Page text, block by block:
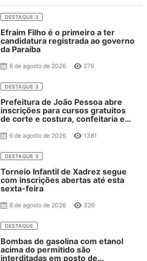
DESTAQUE 3
Efraim Filho é o primeiro a ter
candidatura registrada ao governo
da Paraíba
6 de agosto de 2026 276
DESTAQUE 3
Prefeitura de João Pessoa abre
inscrições para cursos gratuitos
de corte e costura, confeitaria e
6 de agosto de 2026 1381
DESTAQUE 3
Torneio Infantil de Xadrez segue
com inscrições abertas até esta
sexta-feira
6 de agosto de 2026 326
DESTAQUE
Bombas de gasolina com etanol
acima do permitido são
interditadas em posto de